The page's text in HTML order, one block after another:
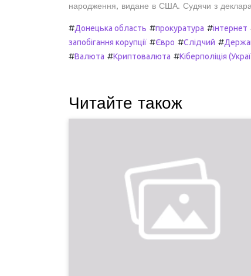
народження, видане в США. Судячи з
#Донецька область #прокуратура #інтернет
запобігання корупції #Євро #Слідчий #
#Валюта #Криптовалюта #Кіберполіція
Читайте також